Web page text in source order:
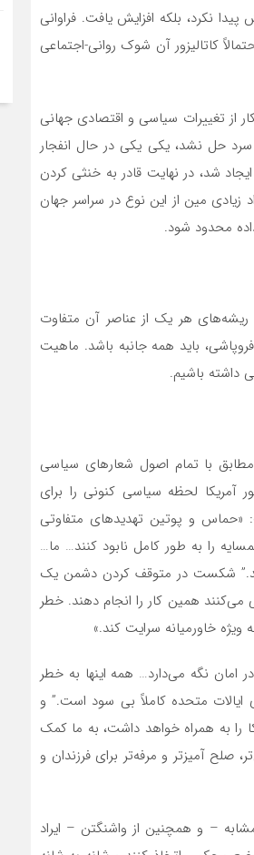
نکرد، بلکه افزایش یافت. فراوانی
کاتالیزور آن شوک روانی-اجتماعی
از تغییرات سیاسی و اقتصادی جهانی
حل نشد، یکی یکی در حال انفجار
شد، در نهایت قادر به خنثی کردن
زیادی مین از این نوع در سراسر جهان
محدود شود.
ریشه‌های هر یک از عناصر آن متفاوت
باید همه جانبه باشد. ماهیت
داشته باشیم.
مطابق با تمام اصول شعارهای سیاسی
لحظه سیاسی کنونی را برای
«حماس و پوتین تهدیدهای متفاوتی
را به طور کامل نابود کنند… ما…
شکست در متوقف کردن دشمن یک
همین کار را انجام دهند. خطر
خاورمیانه سرایت کند.»
امان نگه می‌دارد… همه اینها به خطر
ایالات متحده کاملاً بی سود است.” و
را به همراه خواهد داشت، به ما کمک
صلح آمیزتر و مرفه‌تر برای فرزندان و
– و همچنین از واشنگتن – ایراد